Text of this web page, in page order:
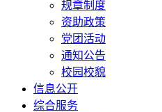
规章制度
资助政策
党团活动
通知公告
校园校貌
信息公开
综合服务